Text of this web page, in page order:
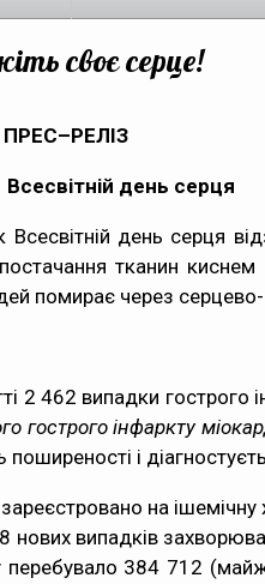
своє серце!
ПРЕС–РЕЛІЗ
день серця
день серця
тканин
помирає через
2 462 випадки гострого
гострого інфаркту
поширеності і
на
випадків
384 712